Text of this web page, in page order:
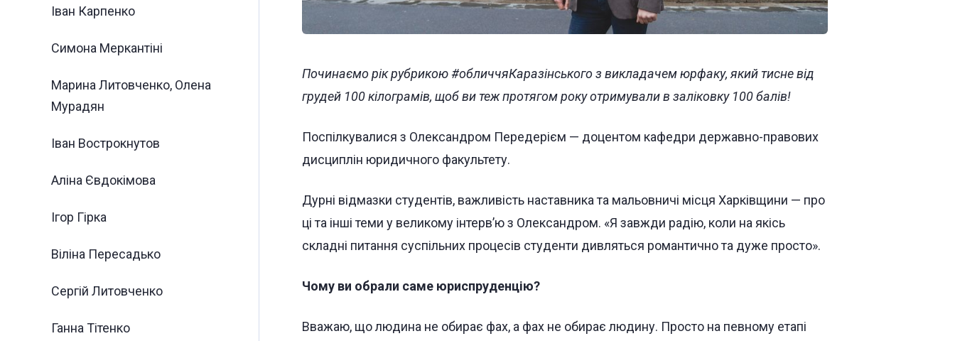
Іван Карпенко
Симона Меркантіні ⠀
Марина Литовченко, Олена
Мурадян
Іван Вострокнутов
Аліна Євдокімова
Ігор Гірка
Віліна Пересадько
Сергій Литовченко
Ганна Тітенко
Починаємо рік рубрикою #обличчяКаразінського з викладачем юрфаку, який тисне від
грудей 100 кілограмів, щоб ви теж протягом року отримували в заліковку 100 балів!
Поспілкувалися з Олександром Передерієм — доцентом кафедри державно-правових
дисциплін юридичного факультету.
Дурні відмазки студентів, важливість наставника та мальовничі місця Харківщини — про
ці та інші теми у великому інтерв’ю з Олександром. «Я завжди радію, коли на якісь
складні питання суспільних процесів студенти дивляться романтично та дуже просто».
Чому ви обрали саме юриспруденцію?
Вважаю, що людина не обирає фах, а фах не обирає людину. Просто на певному етапі